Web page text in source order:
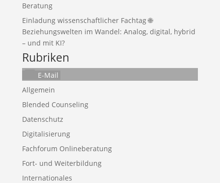
Beratung
Einladung wissenschaftlicher Fachtag 🌐
Beziehungswelten im Wandel: Analog, digital, hybrid
– und mit KI?
Rubriken
E-Mail
Allgemein
Blended Counseling
Datenschutz
Digitalisierung
Fachforum Onlineberatung
Fort- und Weiterbildung
Internationales